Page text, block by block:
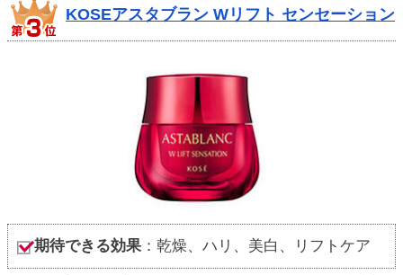
KOSEアスタブラン Wリフト センセーション
期待できる効果 ：乾燥、ハリ、美白、リフトケア